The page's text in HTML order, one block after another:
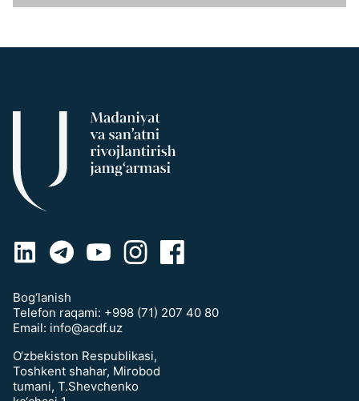
Bog‘lanish
Telefon raqami: +998 (71) 207 40 80
Email: info@acdf.uz
O‘zbekiston Respublikasi,
Toshkent shahar, Mirobod
tumani, T.Shevchenko